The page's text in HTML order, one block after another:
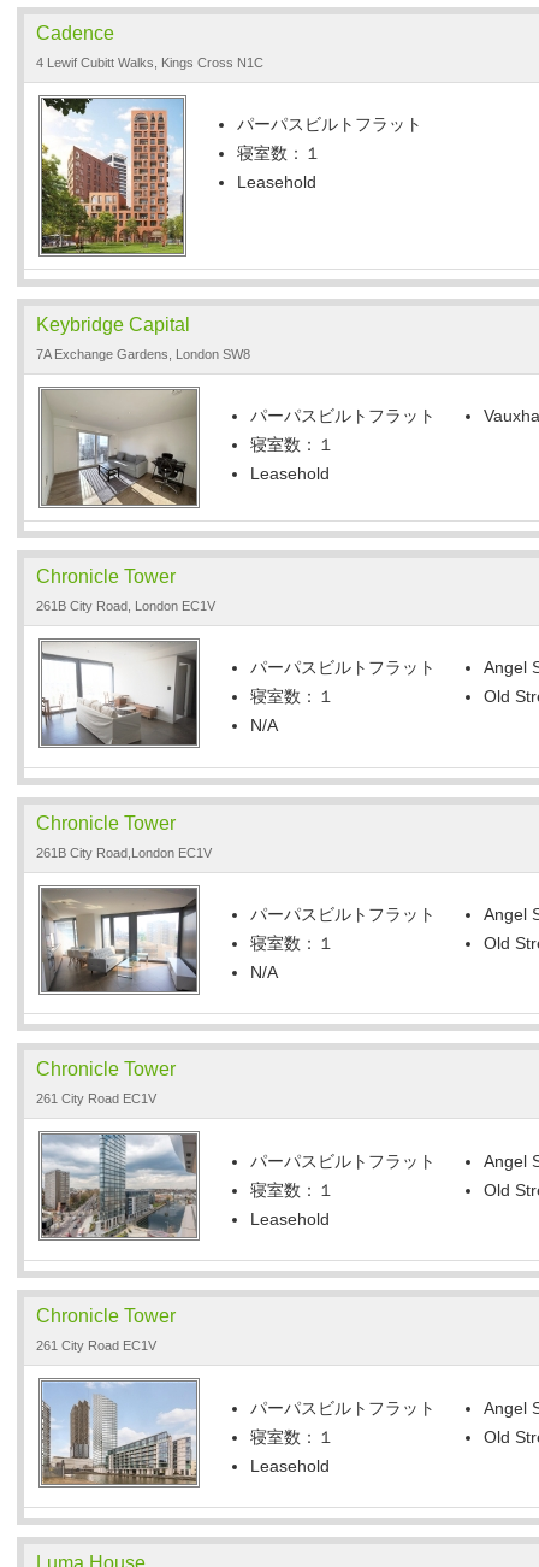
Cadence
4 Lewif Cubitt Walks, Kings Cross N1C
パーパスビルトフラット
寝室数：１
Leasehold
Keybridge Capital
7A Exchange Gardens, London SW8
パーパスビルトフラット
寝室数：１
Leasehold
Chronicle Tower
261B City Road, London EC1V
パーパスビルトフラット
寝室数：１
N/A
Angel
Old
Chronicle Tower
261B City Road,London EC1V
パーパスビルトフラット
寝室数：１
N/A
Angel
Old
Chronicle Tower
261 City Road EC1V
パーパスビルトフラット
寝室数：１
Leasehold
Angel
Old
Chronicle Tower
261 City Road EC1V
パーパスビルトフラット
寝室数：１
Leasehold
Angel
Old
Luma House